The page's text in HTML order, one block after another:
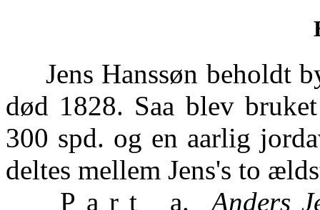
Jens Hanssøn beholdt
død 1828. Saa blev
300 spd. og en aarlig
deltes mellem Jens's to
P a r t a.Anders